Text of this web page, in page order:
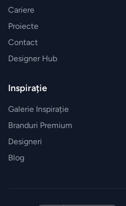
Cariere
Proiecte
Contact
Designer Hub
Inspirație
Galerie Inspirație
Branduri Premium
Designeri
Blog